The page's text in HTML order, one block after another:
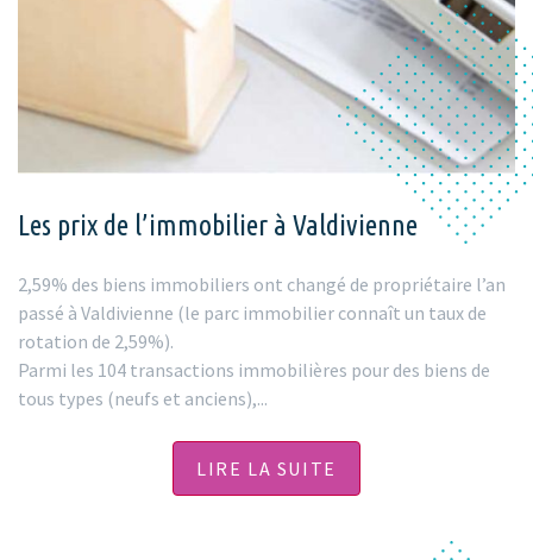
Les prix de l’immobilier à Valdivienne
2,59% des biens immobiliers ont changé de propriétaire l’an
passé à Valdivienne (le parc immobilier connaît un taux de
rotation de 2,59%).
Parmi les 104 transactions immobilières pour des biens de
tous types (neufs et anciens),...
LIRE LA SUITE